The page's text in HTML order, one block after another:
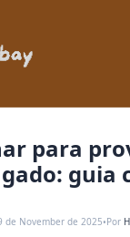
de November de 2025•Por
guia